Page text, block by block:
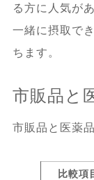
る方に人気が
一緒に摂取で
ちます。
市販品と
市販品と医薬
比較項